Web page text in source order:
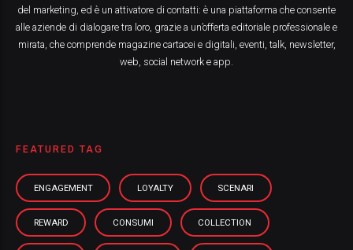
del marketing, ed è un attivatore di contatti: è una piattaforma che consente
alle aziende di dialogare tra loro, grazie a un’offerta editoriale professionale e
mirata, che comprende magazine cartacei e digitali, eventi, talk, newsletter,
web, social network e app.
FEATURED TAG
ENGAGEMENT LOYALTY SCENARI
REWARD CONSUMI COLLECTION